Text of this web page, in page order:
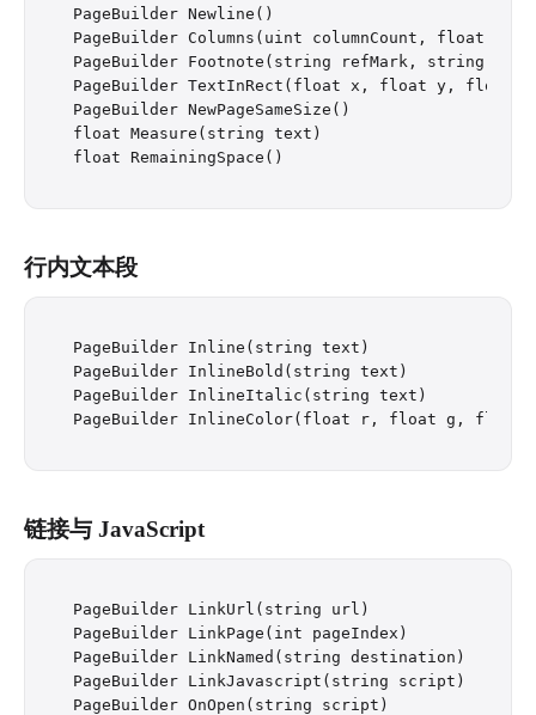
PageBuilder Newline()
PageBuilder Columns(uint columnCount, float
PageBuilder Footnote(string refMark, string
PageBuilder TextInRect(float x, float y, float
PageBuilder NewPageSameSize()
float Measure(string text)
行内文本段
PageBuilder Inline(string text)
PageBuilder InlineBold(string text)
PageBuilder InlineItalic(string text)
链接与 JavaScript
PageBuilder LinkUrl(string url)
PageBuilder LinkPage(int pageIndex)
PageBuilder LinkNamed(string destination)
PageBuilder LinkJavascript(string script)
PageBuilder OnOpen(string script)